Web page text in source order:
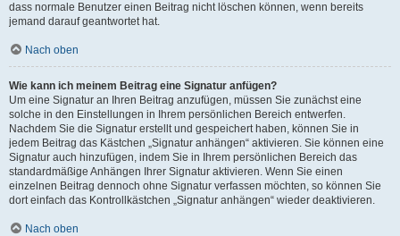
dass normale Benutzer einen Beitrag nicht löschen können, wenn bereits
jemand darauf geantwortet hat.
Nach oben
Wie kann ich meinem Beitrag eine Signatur anfügen?
Um eine Signatur an Ihren Beitrag anzufügen, müssen Sie zunächst eine
solche in den Einstellungen in Ihrem persönlichen Bereich entwerfen.
Nachdem Sie die Signatur erstellt und gespeichert haben, können Sie in
jedem Beitrag das Kästchen „Signatur anhängen“ aktivieren. Sie können eine
Signatur auch hinzufügen, indem Sie in Ihrem persönlichen Bereich das
standardmäßige Anhängen Ihrer Signatur aktivieren. Wenn Sie einen
einzelnen Beitrag dennoch ohne Signatur verfassen möchten, so können Sie
dort einfach das Kontrollkästchen „Signatur anhängen“ wieder deaktivieren.
Nach oben